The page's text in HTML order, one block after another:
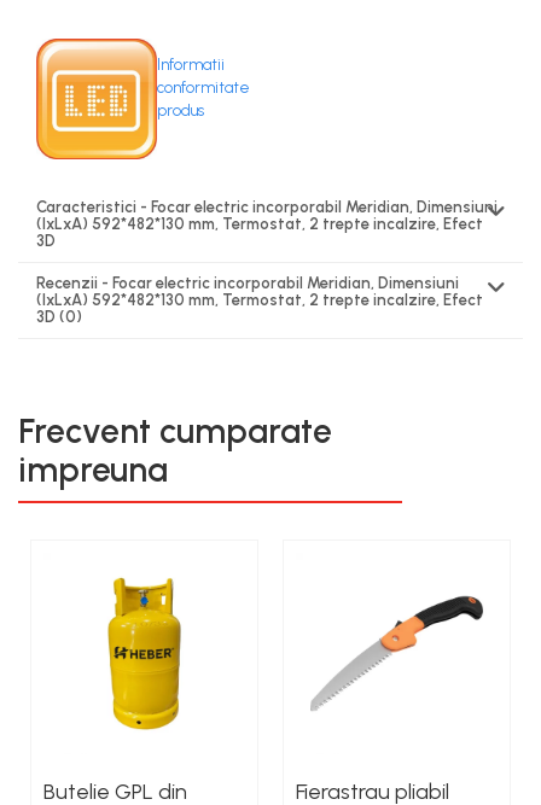
Informatii
conformitate
produs
Caracteristici - Focar electric incorporabil Meridian, Dimensiuni
(IxLxA) 592*482*130 mm, Termostat, 2 trepte incalzire, Efect
3D
Recenzii - Focar electric incorporabil Meridian, Dimensiuni
(IxLxA) 592*482*130 mm, Termostat, 2 trepte incalzire, Efect
3D (0)
Frecvent cumparate
impreuna
Butelie GPL din
Fierastrau pliabil